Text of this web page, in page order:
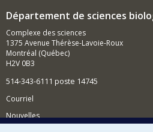
Département de sciences
Complexe des sciences
1375 Avenue Thérèse-Lavoie-Roux
Montréal (Québec)
H2V 0B3
514-343-6111 poste 14745
Courriel
Nouvelles